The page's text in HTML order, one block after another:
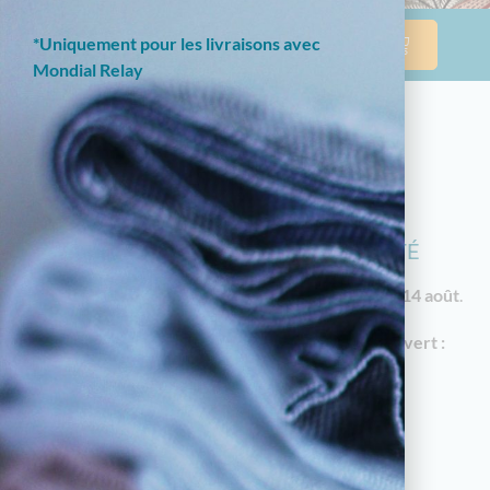
NOTRE BOUTIQUE EN LIGNE EST
ACTUELLEMENT EN CONGÉS D'ÉTÉ
Les commandes reprendront à partir duvendredi 14 août
En attendant, notre magasin à Limoges reste ouvert :
18 av. Garibaldi, 87000 Limoges
Horaires d'été : du mardi au samedi de 10h à
05.55.79.22.49
*Uniquement pour les livraisons avec
Mondial Relay